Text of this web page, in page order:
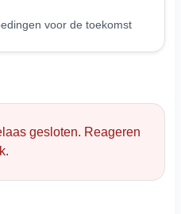
voor de toekomst
gesloten. Reageren